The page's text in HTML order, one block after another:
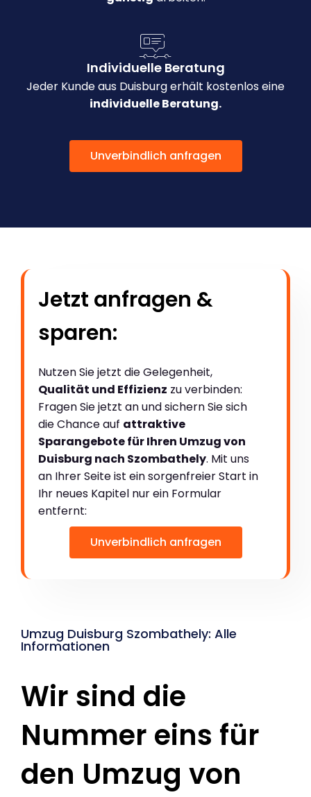
Individuelle Beratung
Jeder Kunde aus Duisburg erhält kostenlos eine
individuelle Beratung.
Unverbindlich anfragen
Jetzt anfragen &
sparen:
Nutzen Sie jetzt die Gelegenheit,
Qualität und Effizienz zu verbinden:
Fragen Sie jetzt an und sichern Sie sich
die Chance auf attraktive
Sparangebote für Ihren Umzug von
Duisburg nach Szombathely. Mit uns
an Ihrer Seite ist ein sorgenfreier Start in
Ihr neues Kapitel nur ein Formular
entfernt:
Unverbindlich anfragen
Umzug Duisburg Szombathely: Alle
Informationen
Wir sind die
Nummer eins für
den Umzug von